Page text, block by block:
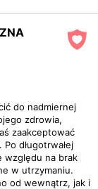
do nadmiernej
zdrowia,
zaakceptować
długotrwałej
względu na brak
w utrzymaniu.
od wewnątrz, jak i